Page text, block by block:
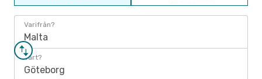
Varifrån?
Malta
Vart?
Göteborg